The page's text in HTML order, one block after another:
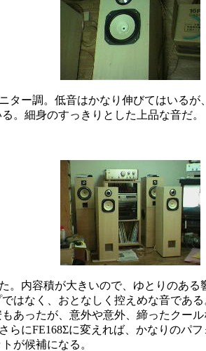
ター調。低音はかなり伸びてはいる
。細身のすっきりとした上品な音だ。
。内容積が大きいので、ゆとりのあ
はなく、おとなしく控えめな音であ
あったが、意外や意外、締ったクー
らにFE168Σに変えれば、かなりのパ
が候補になる。